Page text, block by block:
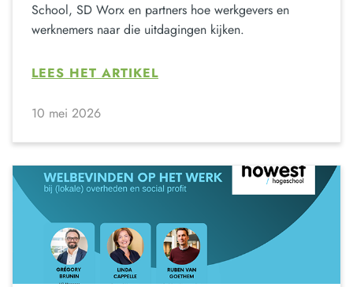
School, SD Worx en partners hoe werkgevers en
werknemers naar die uitdagingen kijken.
LEES HET ARTIKEL
10 mei 2026